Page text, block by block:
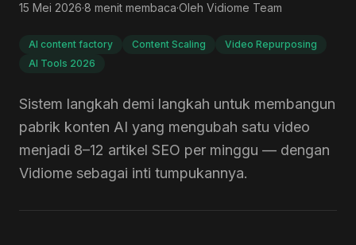
15 Mei 2026·8 menit membaca·Oleh Vidiome Team
AI content factory Content Scaling
Video Repurposing
AI Tools 2026
Sistem langkah demi langkah untuk membangun
pabrik konten AI yang mengubah satu video
menjadi 8–12 artikel SEO per minggu — dengan
Vidiome sebagai inti tumpukannya.